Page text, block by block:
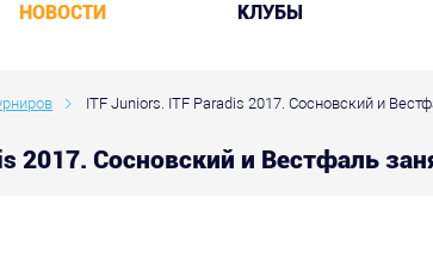
НОВОСТИ КЛУБЫ
ITF Juniors. ITF Paradis 2017. Сосновский и
2017. Сосновский и Вестфаль